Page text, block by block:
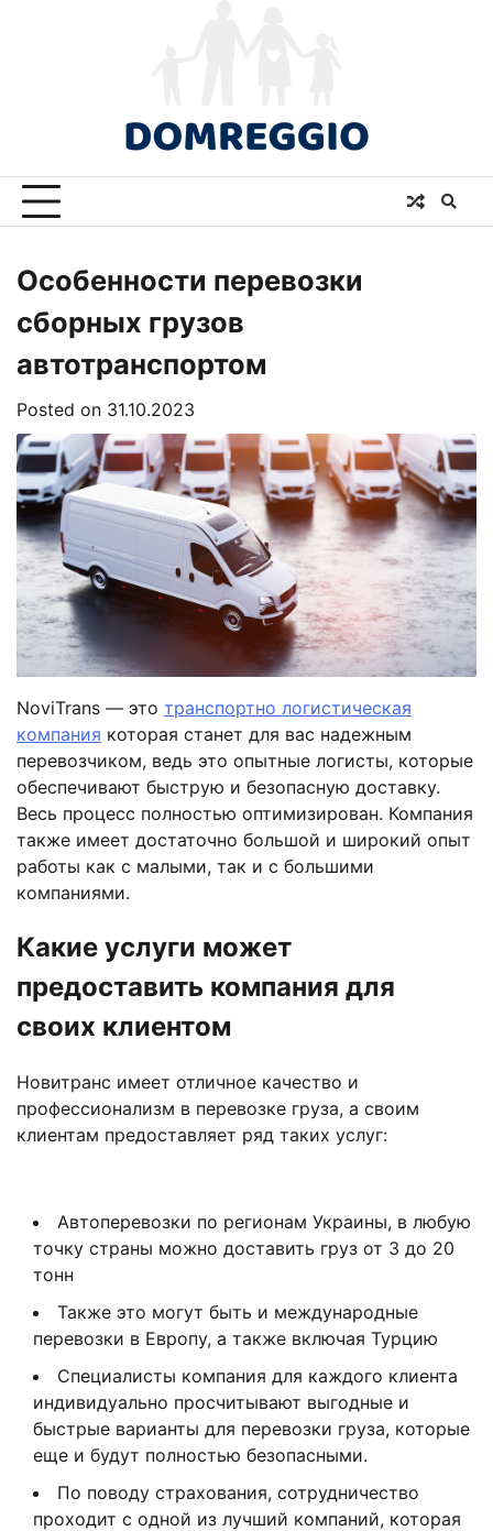
Особенности перевозки
сборных грузов
автотранспортом
Posted on 31.10.2023
NoviTrans — это транспортно логистическая
компания которая станет для вас надежным
перевозчиком, ведь это опытные логисты, которые
обеспечивают быструю и безопасную доставку.
Весь процесс полностью оптимизирован. Компания
также имеет достаточно большой и широкий опыт
работы как с малыми, так и с большими
компаниями.
Какие услуги может
предоставить компания для
своих клиентом
Новитранс имеет отличное качество и
профессионализм в перевозке груза, а своим
клиентам предоставляет ряд таких услуг:
Автоперевозки по регионам Украины, в любую
точку страны можно доставить груз от 3 до 20
тонн
Также это могут быть и международные
перевозки в Европу, а также включая Турцию
Специалисты компания для каждого клиента
индивидуально просчитывают выгодные и
быстрые варианты для перевозки груза, которые
еще и будут полностью безопасными.
По поводу страхования, сотрудничество
проходит с одной из лучший компаний, которая